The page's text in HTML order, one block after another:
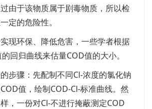
由于该物质属于剧毒物质，所以检
定的危险性。
现环保、降低危害，一些学者根据
回归曲线来估量COD值的大小。
步骤：先配制不同Cl-浓度的氯化钠
值，绘制COD-Cl-标准曲线。然
，一份对Cl-不进行掩蔽测定COD